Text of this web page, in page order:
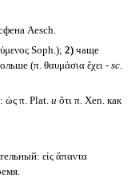
Aesch.
Soph.); 2)чаще
(π. θαυμάσια ἔχει - sc.
ὡς π. Plat. и ὅτι π. Xen. как
εἰς ἅπαντα